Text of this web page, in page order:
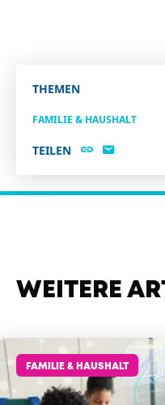
THEMEN
FAMILIE & HAUSHALT
TEILEN
WEITERE
FAMILIE & HAUSHALT